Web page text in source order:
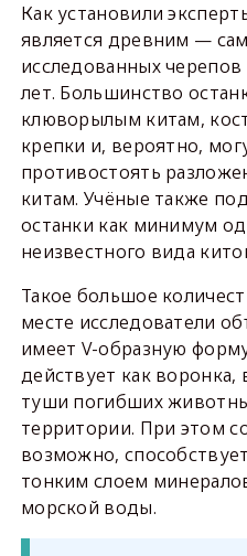
Как установили
является древним —
исследованных
лет. Большинство
клюворылым китам,
крепки и, вероятно,
противостоять
китам. Учёные также
останки как минимум
неизвестного вида
Такое большое
месте исследователи
имеет V-образную
действует как воронка,
туши погибших
территории. При этом
возможно,
тонким слоем
морской воды.